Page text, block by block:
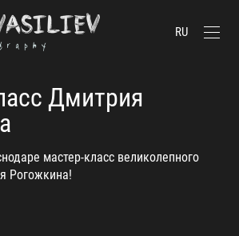
RU
Дмитрия
мастер-класс великолепного
Рогожкина!